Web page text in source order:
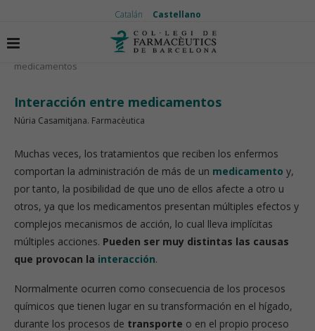
Catalán Castellano
Inicio El medicamento
Interacción entre
medicamentos
Interacción entre medicamentos
Núria Casamitjana. Farmacèutica
Muchas veces, los tratamientos que reciben los enfermos
comportan la administración de más de un medicamento y,
por tanto, la posibilidad de que uno de ellos afecte a otro u
otros, ya que los medicamentos presentan múltiples efectos y
complejos mecanismos de acción, lo cual lleva implícitas
múltiples acciones. Pueden ser muy distintas las causas
que provocan la interacción.
Normalmente ocurren como consecuencia de los procesos
químicos que tienen lugar en su transformación en el hígado,
durante los procesos de transporte o en el propio proceso